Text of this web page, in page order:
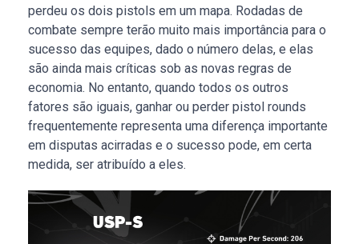
perdeu os dois pistols em um mapa. Rodadas de
combate sempre terão muito mais importância para o
sucesso das equipes, dado o número delas, e elas
são ainda mais críticas sob as novas regras de
economia. No entanto, quando todos os outros
fatores são iguais, ganhar ou perder pistol rounds
frequentemente representa uma diferença importante
em disputas acirradas e o sucesso pode, em certa
medida, ser atribuído a eles.